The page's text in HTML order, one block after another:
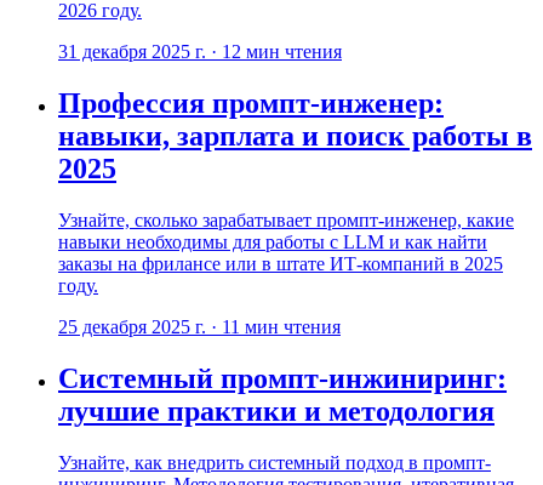
2026 году.
31 декабря 2025 г. · 12 мин чтения
Профессия промпт-инженер:
навыки, зарплата и поиск работы в
2025
Узнайте, сколько зарабатывает промпт-инженер, какие
навыки необходимы для работы с LLM и как найти
заказы на фрилансе или в штате ИТ-компаний в 2025
году.
25 декабря 2025 г. · 11 мин чтения
Системный промпт-инжиниринг:
лучшие практики и методология
Узнайте, как внедрить системный подход в промпт-